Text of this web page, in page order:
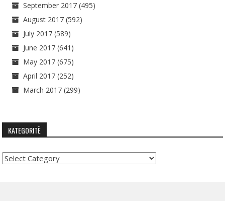
September 2017 (495)
August 2017 (592)
July 2017 (589)
June 2017 (641)
May 2017 (675)
April 2017 (252)
March 2017 (299)
KATEGORITË
Kategoritë